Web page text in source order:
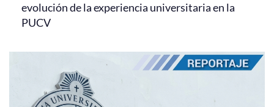
evolución de la experiencia universitaria en la
PUCV